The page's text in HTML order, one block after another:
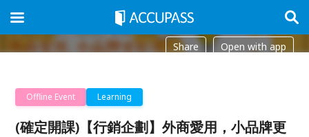
Share Open with app
Offline Event Learning
(確定開課)【行銷企劃】外商愛用，小品牌更